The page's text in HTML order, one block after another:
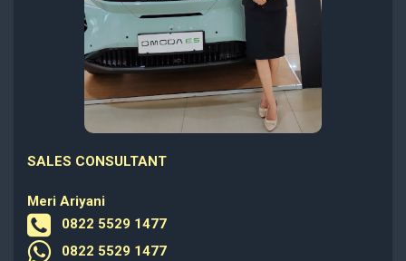
SALES CONSULTANT
Meri Ariyani
0822 5529 1477
0822 5529 1477